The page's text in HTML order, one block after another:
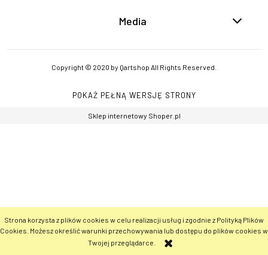
Strona korzysta z plików cookies w celu realizacji usług i zgodnie z Polityką Plików
Cookies. Możesz określić warunki przechowywania lub dostępu do plików cookies w
Twojej przeglądarce.
Media
Copyright © 2020 by Qartshop All Rights Reserved.
POKAŻ PEŁNĄ WERSJĘ STRONY
Sklep internetowy Shoper.pl